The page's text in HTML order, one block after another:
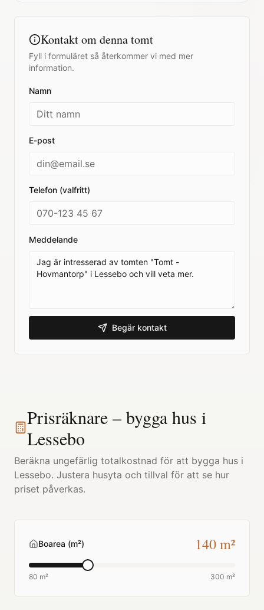
Kontakt om denna tomt
Fyll i formuläret så återkommer vi med mer
information.
Namn
E-post
Telefon (valfritt)
Meddelande
Begär kontakt
Prisräknare – bygga hus i
Lessebo
Beräkna ungefärlig totalkostnad för att bygga hus i
Lessebo. Justera husyta och tillval för att se hur
priset påverkas.
Boarea (m²) 140m²
80 m² 300 m²